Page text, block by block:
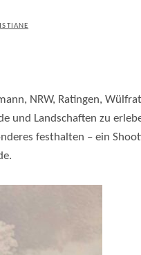
NRW, Ratingen,
und Landschaften zu
festhalten – ein